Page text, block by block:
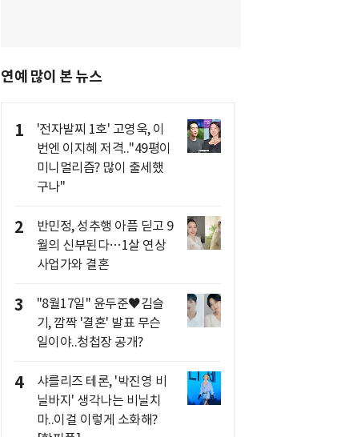
연예 많이 본 뉴스
1
'전자발찌 1호' 고영욱, 이
번엔 이지혜 저격.."49평이
미니멀리즘? 많이 출세했
구나"
2
반민정, 성추행 아픔 딛고 9
월의 신부된다…1살 연상
사업가와 결혼
3
"8월17일" 윤두준♥김슬
기, 깜짝 '결혼' 발표 무슨
일이야..청첩장 공개?
4
샤를리즈 테론, '박진영 비
닐바지' 생각나는 비닐치
마..이걸 이렇게 소화해?